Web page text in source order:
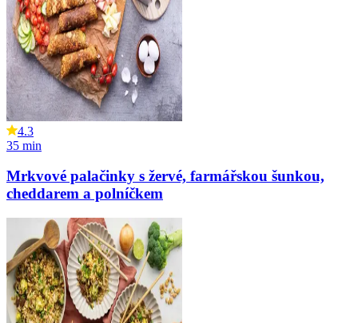
4.3
35 min
Mrkvové palačinky s žervé, farmářskou šunkou,
cheddarem a polníčkem